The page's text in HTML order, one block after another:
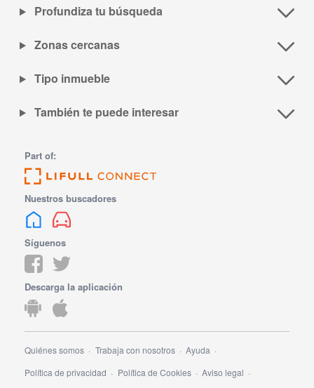
Profundiza tu búsqueda
Zonas cercanas
Tipo inmueble
También te puede interesar
Part of:
Nuestros buscadores
Síguenos
Descarga la aplicación
Quiénes somos Trabaja con nosotros
Ayuda
Política de privacidad
Política de Cookies Aviso legal